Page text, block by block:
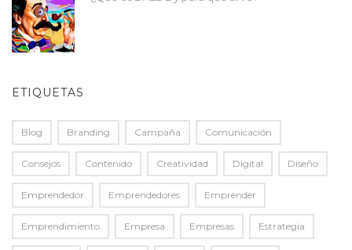
ETIQUETAS
Blog Branding Campaña Comunicación
Consejos Contenido Creatividad Digital Diseño
Emprendedor Emprendedores Emprender
Emprendimiento Empresa Empresas Estrategia